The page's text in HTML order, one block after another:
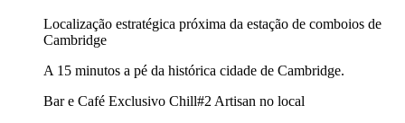
Localização estratégica próxima da estação de comboios de
Cambridge
A 15 minutos a pé da histórica cidade de Cambridge.
Bar e Café Exclusivo Chill#2 Artisan no local